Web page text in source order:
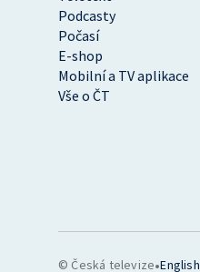
Podcasty
Počasí
E-shop
Mobilní a TV aplikace
Vše o ČT
© Česká televize•English